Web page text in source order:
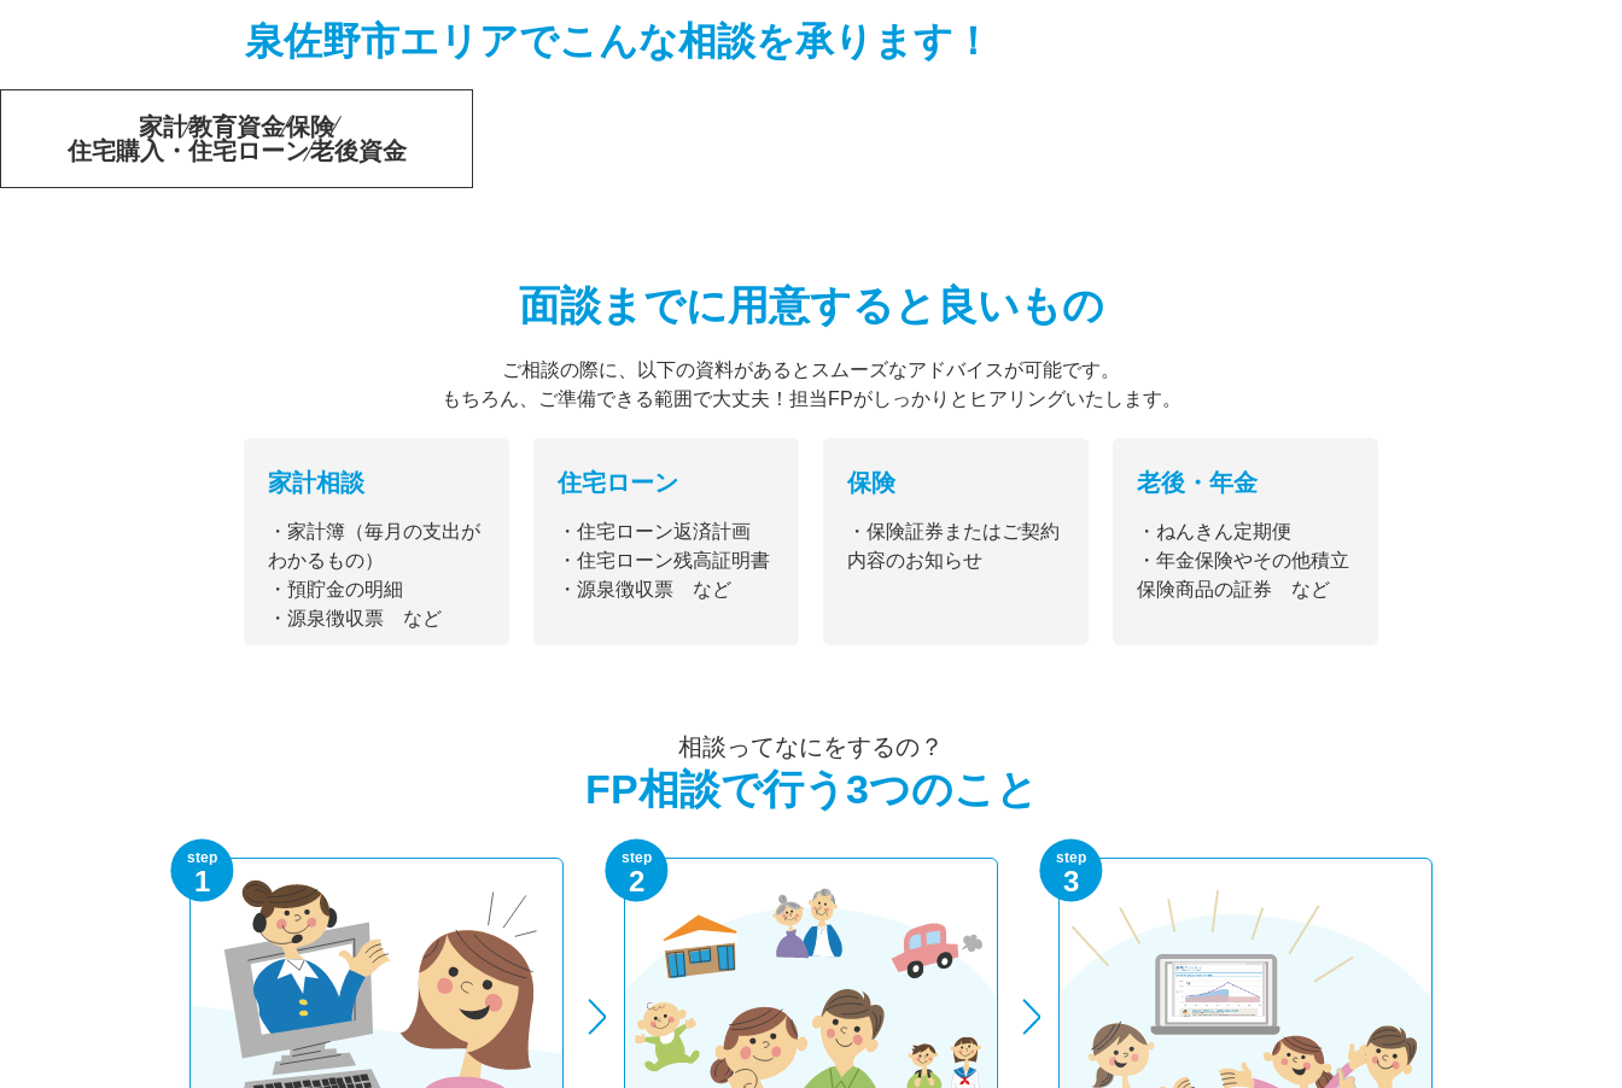
泉佐野市エリアでこんな相談を承ります！
家計教育資金保険
住宅購入・住宅ローン老後資金
面談までに用意すると 良いもの
ご相談の際に、以下の資料があるとスムーズなアドバイスが可能です。
もちろん、ご準備できる範囲で大丈夫！担当FPがしっかりとヒアリングいたします。
家計相談
・家計簿（毎月の支出が
わかるもの）
・預貯金の明細
・源泉徴収票 など
住宅ローン
・住宅ローン返済計画
・住宅ローン残高証明書
・源泉徴収票 など
保険
・保険証券またはご契約
内容のお知らせ
老後・年金
・ねんきん定期便
・年金保険やその他積立
保険商品の証券 など
相談ってなにをするの？
FP相談で行う3つのこと
step
1
step
2
step
3